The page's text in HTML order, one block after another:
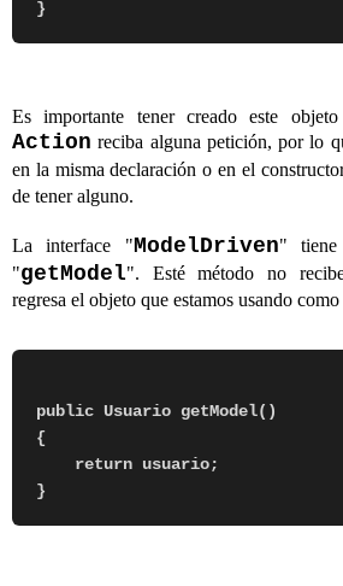
Es importante tener creado este
Action reciba alguna petición, por lo
en la misma declaración o en el
de tener alguno.
La interface "ModelDriven" tiene
"getModel". Esté método no
regresa el objeto que estamos usando
public Usuario getModel()
{
    return usuario;